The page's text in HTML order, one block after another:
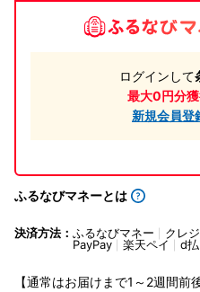
ログインして
最大0円分
新規会員登
ふるなびマネーとは
決済方法： ふるなびマネー クレ
PayPay
楽天ペイ d
【通常はお届けまで1～2週間